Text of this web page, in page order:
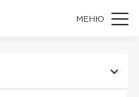
МЕНЮ